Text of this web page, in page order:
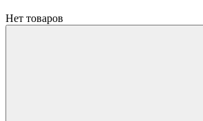
Нет товаров